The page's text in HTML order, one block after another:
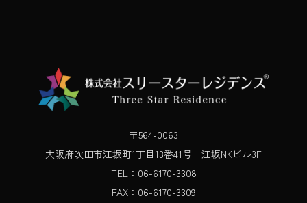
〒564-0063
大阪府吹田市江坂町1丁目13番41号 江坂NKビル3F
TEL：06-6170-3308
FAX：06-6170-3309